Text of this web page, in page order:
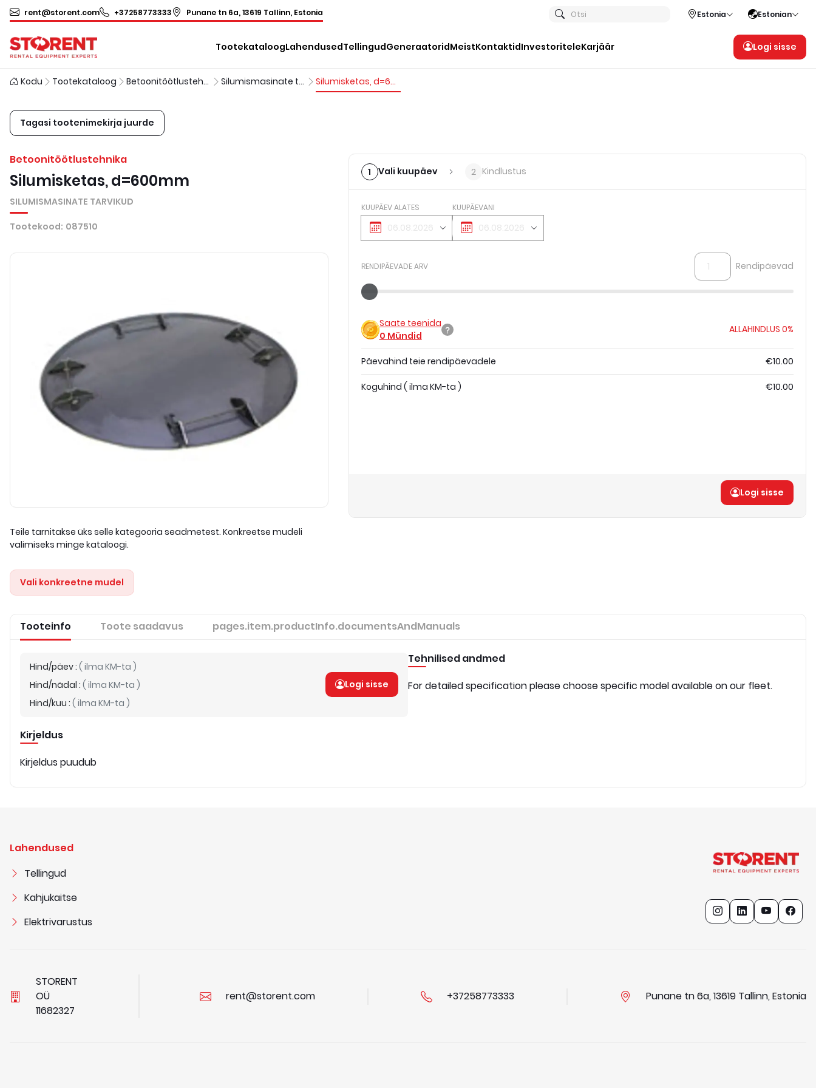
rent@storent.com +37258773333 Punane tn 6a, 13619 Tallinn, Estonia Otsi Estonia Estonian
TootekataloogLahendusedTellingudGeneraatoridMeistKontaktidInvestoriteleKarjäär Logi sisse
Kodu Tootekataloog Betoonitöötlustehnika Silumismasinate tarvikud Silumisketas, d=600mm
Tagasi tootenimekirja juurde
Betoonitöötlustehnika
Silumisketas, d=600mm
SILUMISMASINATE TARVIKUD
Tootekood: 087510
Teile tarnitakse üks selle kategooria seadmetest. Konkreetse mudeli
valimiseks minge kataloogi.
Vali konkreetne mudel
1 Vali kuupäev 2 Kindlustus
KUUPÄEV ALATES KUUPÄEVANI
RENDIPÄEVADE ARV Rendipäevad
Saate teenida
0 Mündid
ALLAHINDLUS 0%
Päevahind teie rendipäevadele €10.00
Koguhind ( ilma KM-ta ) €10.00
Logi sisse
Tooteinfo Toote saadavus pages.item.productInfo.documentsAndManuals
Hind/päev: ( ilma KM-ta )
Hind/nädal : ( ilma KM-ta )
Hind/kuu : ( ilma KM-ta )
Logi sisse
Kirjeldus
Kirjeldus puudub
Tehnilised andmed
For detailed specification please choose specific model available on our fleet.
Lahendused
Tellingud
Kahjukaitse
Elektrivarustus
STORENT
OÜ
11682327
rent@storent.com +37258773333 Punane tn 6a, 13619 Tallinn, Estonia